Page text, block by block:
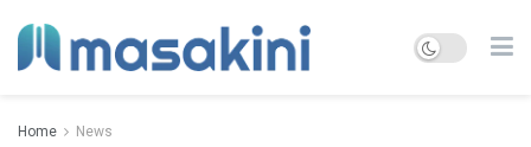
Home News